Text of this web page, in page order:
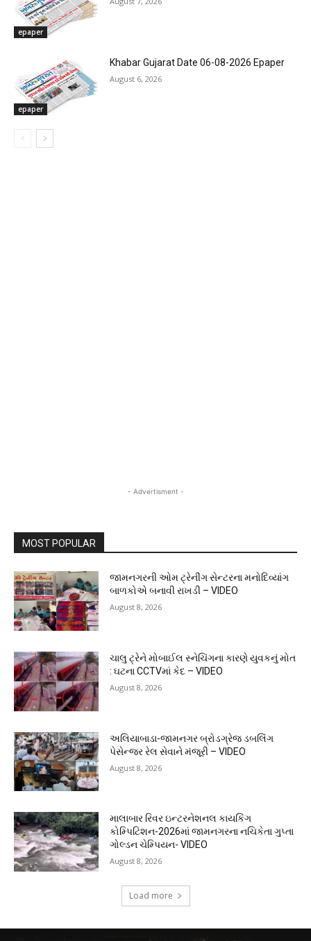
epaper
epaper
Khabar Gujarat Date 06-08-2026 Epaper
August 6, 2026
- Advertisment -
MOST POPULAR
જામનગરની ઓમ ટ્રેનીંગ સેન્ટરના મનોદિવ્યાંગ
બાળકોએ બનાવી રાખડી – VIDEO
August 8, 2026
ચાલુ ટ્રેને મોબાઈલ સ્નેચિંગના કારણે યુવકનું મોત
: ઘટના CCTVમાં કેદ – VIDEO
August 8, 2026
અલિયાબાડા-જામનગર બ્રોડગ્રેજ ડબલિંગ
પેસેન્જર રેલ સેવાને મંજૂરી – VIDEO
August 8, 2026
માલાબાર રિવર ઇન્ટરનેશનલ કાયકિંગ
કોમ્પિટિશન-2026માં જામનગરના નચિકેતા ગુપ્તા
ગોલ્ડન ચેમ્પિયન- VIDEO
August 8, 2026
Load more